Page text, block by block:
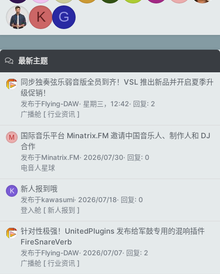
K
G
最新主题
同步独奏弦乐弱音版全员到齐！VSL 推出新品并开启夏季升
级促销！
发布于Flying-DAW 星期三，12:42 回复: 2
广播舱 [ 行业资讯 ]
M
国际音乐平台 Minatrix.FM 邀请中国音乐人、制作人和 DJ
合作
发布于Minatrix.FM 2026/07/30 回复: 0
电音人星球
K 新人报到哦
发布于kawasumi 2026/07/18 回复: 0
登入舱 [ 新人报到 ]
针对性极强！UnitedPlugins 发布给军鼓专用的混响插件
FireSnareVerb
发布于Flying-DAW 2026/07/07 回复: 2
广播舱 [ 行业资讯 ]